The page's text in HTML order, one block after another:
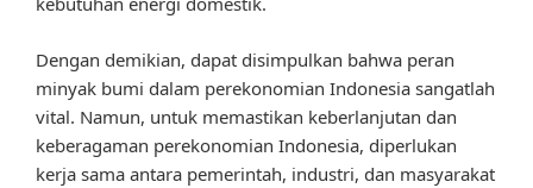
Dengan demikian, dapat disimpulkan bahwa peran
minyak bumi dalam perekonomian Indonesia sangatlah
vital. Namun, untuk memastikan keberlanjutan dan
keberagaman perekonomian Indonesia, diperlukan
kerja sama antara pemerintah, industri, dan masyarakat